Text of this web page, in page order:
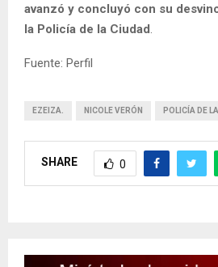
avanzó y concluyó con su
la Policía de la Ciudad.
Fuente: Perfil
EZEIZA. NICOLE VERÓN POLICÍA DE
SHARE 0